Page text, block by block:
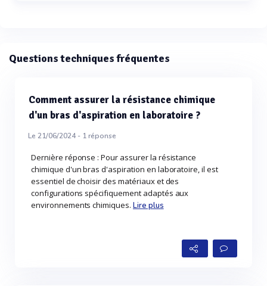
Questions techniques fréquentes
Comment assurer la résistance chimique
d'un bras d'aspiration en laboratoire ?
Le 21/06/2024 - 1réponse
Dernière réponse : Pour assurer la résistance
chimique d'un bras d'aspiration en laboratoire, il est
essentiel de choisir des matériaux et des
configurations spécifiquement adaptés aux
environnements chimiques. Lire plus